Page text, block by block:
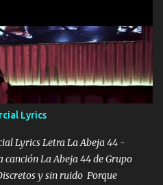
nunca te olvidaremos, aquí
a vernos El recuerdo que yo
corazón me llevo lo mismo que
porque no puedo mirarte, mas se
mi gran ángel, El desespero me
mi sendero por siempre
tengo es co...
Lyrics
Lyrics Letra La Abeja 44 -
La Abeja 44 de Grupo
y sin ruido Porque